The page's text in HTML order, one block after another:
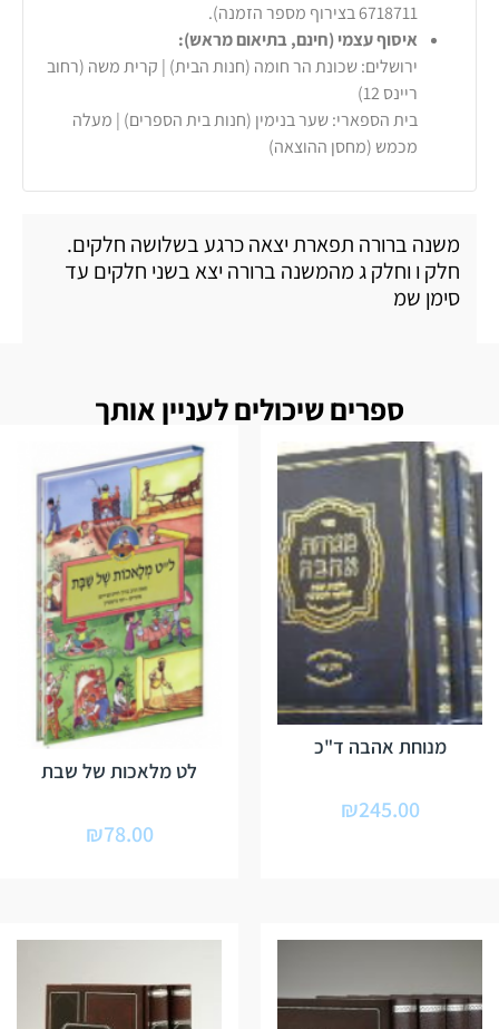
6718711 בצירוף מספר הזמנה).
איסוף עצמי (חינם, בתיאום מראש):
ירושלים: שכונת הר חומה (חנות הבית) | קרית משה (רחוב
ריינס 12)
בית הספארי: שער בנימין (חנות בית הספרים) | מעלה
מכמש (מחסן ההוצאה)
משנה ברורה תפארת יצאה כרגע בשלושה חלקים.
חלק ו וחלק ג מהמשנה ברורה יצא בשני חלקים עד
סימן שמ
ספרים שיכולים לעניין אותך
מנוחת אהבה ד"כ
₪245.00
לט מלאכות של שבת
₪78.00